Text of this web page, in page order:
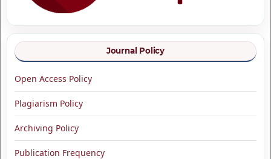
Journal Policy
Open Access Policy
Plagiarism Policy
Archiving Policy
Publication Frequency